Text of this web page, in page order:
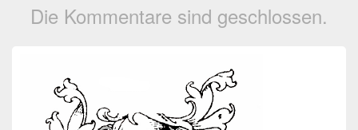
Die Kommentare sind geschlossen.
Widgetbereich